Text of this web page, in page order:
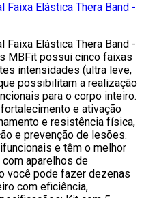
Faixa Elástica Thera Band -
Faixa Elástica Thera Band -
MBFit possui cinco faixas
intensidades (ultra leve,
possibilitam a realização
para o corpo inteiro.
e ativação
e resistência física,
e prevenção de lesões.
e têm o melhor
aparelhos de
você pode fazer dezenas
com eficiência,